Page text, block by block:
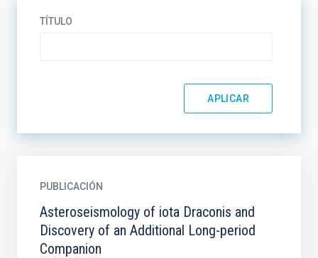
TÍTULO
PUBLICACIÓN
Asteroseismology of iota Draconis and
Discovery of an Additional Long-period
Companion